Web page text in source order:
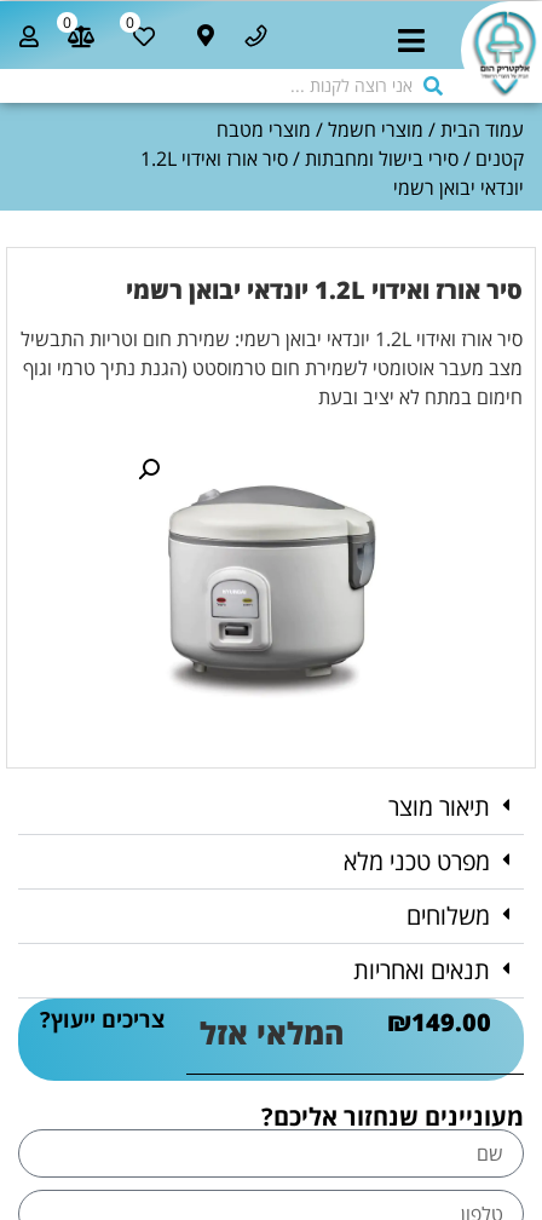
0
0
עמוד הבית/ מוצרי חשמל/ מוצרי מטבח
קטנים /סירי בישול ומחבתות
/ סיר אורז ואידוי 1.2L
יונדאי יבואן רשמי
תיאור מוצר
מפרט טכני מלא
משלוחים
תנאים ואחריות
₪149.00 המלאי אזל צריכים ייעוץ?
מעוניינים שנחזור אליכם?
סיר אורז ואידוי 1.2L יונדאי יבואן רשמי
סיר אורז ואידוי 1.2L יונדאי יבואן רשמי: שמירת חום וטריות התבשיל
מצב מעבר אוטומטי לשמירת חום טרמוסטט (הגנת נתיך טרמי וגוף
חימום במתח לא יציב ובעת